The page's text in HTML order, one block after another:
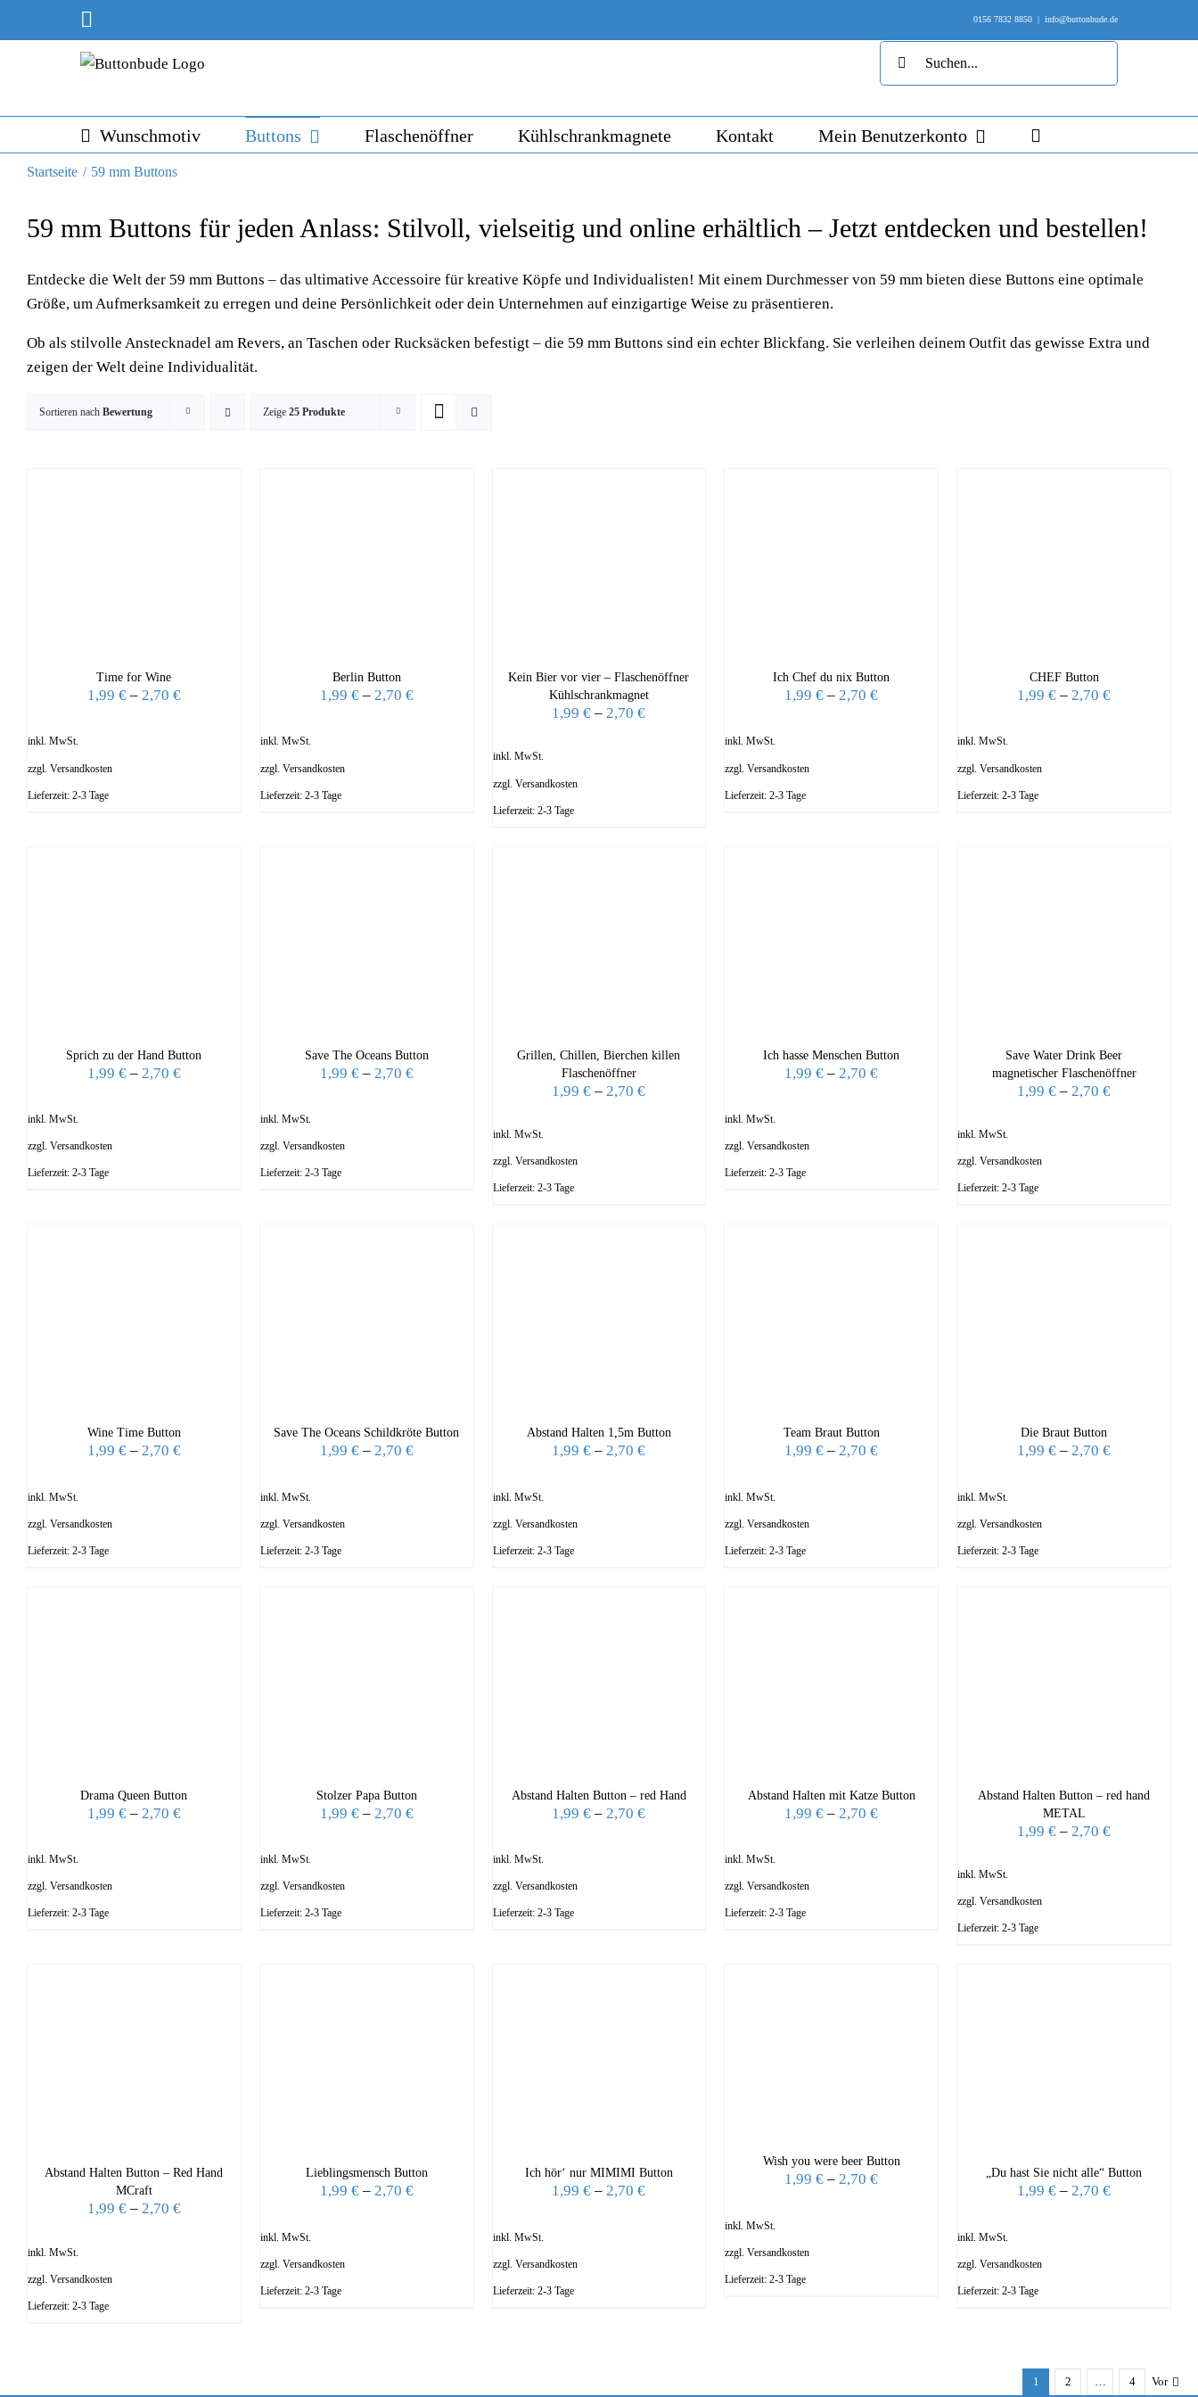
0156 7832 8850 | info@buttonbude.de
Wunschmotiv Buttons Flaschenöffner Kühlschrankmagnete Kontakt Mein Benutzerkonto
Startseite 59 mm Buttons
59 mm Buttons für jeden Anlass: Stilvoll, vielseitig und online erhältlich – Jetzt entdecken und bestellen!
Entdecke die Welt der 59 mm Buttons – das ultimative Accessoire für kreative Köpfe und Individualisten! Mit einem Durchmesser von 59 mm bieten diese Buttons eine optimale
Größe, um Aufmerksamkeit zu erregen und deine Persönlichkeit oder dein Unternehmen auf einzigartige Weise zu präsentieren.
Ob als stilvolle Anstecknadel am Revers, an Taschen oder Rucksäcken befestigt – die 59 mm Buttons sind ein echter Blickfang. Sie verleihen deinem Outfit das gewisse Extra und
zeigen der Welt deine Individualität.
Sortieren nach Bewertung Zeige 25 Produkte
Time for Wine
1,99 €– 2,70 €
inkl. MwSt.
zzgl. Versandkosten
Lieferzeit: 2-3 Tage
Berlin Button
1,99 €– 2,70 €
inkl. MwSt.
zzgl. Versandkosten
Lieferzeit: 2-3 Tage
Kein Bier vor vier – Flaschenöffner
Kühlschrankmagnet
1,99€ –2,70€
inkl. MwSt.
zzgl. Versandkosten
Lieferzeit: 2-3 Tage
Ich Chef du nix Button
1,99€ –2,70€
inkl. MwSt.
zzgl.Versandkosten
Lieferzeit:2-3 Tage
CHEF Button
1,99€ –2,70€
inkl. MwSt.
zzgl.Versandkosten
Lieferzeit:2-3 Tage
Sprich zu der Hand Button
1,99 €– 2,70 €
inkl. MwSt.
zzgl. Versandkosten
Lieferzeit: 2-3 Tage
Save The Oceans Button
1,99 €– 2,70 €
inkl. MwSt.
zzgl. Versandkosten
Lieferzeit: 2-3 Tage
Grillen, Chillen, Bierchen killen
Flaschenöffner
1,99€ – 2,70€
inkl. MwSt.
zzgl. Versandkosten
Lieferzeit: 2-3 Tage
Ich hasse Menschen Button
1,99€ – 2,70€
inkl. MwSt.
zzgl.Versandkosten
Lieferzeit:2-3 Tage
Save Water Drink Beer
magnetischer Flaschenöffner
1,99€ – 2,70€
inkl. MwSt.
zzgl.Versandkosten
Lieferzeit:2-3 Tage
Wine Time Button
1,99 €– 2,70 €
inkl. MwSt.
zzgl. Versandkosten
Lieferzeit: 2-3 Tage
Save The Oceans Schildkröte Button
1,99 €– 2,70 €
inkl. MwSt.
zzgl. Versandkosten
Lieferzeit: 2-3 Tage
Abstand Halten 1,5m Button
1,99€ –2,70€
inkl. MwSt.
zzgl. Versandkosten
Lieferzeit: 2-3 Tage
Team Braut Button
1,99€ –2,70€
inkl. MwSt.
zzgl.Versandkosten
Lieferzeit:2-3 Tage
Die Braut Button
1,99€ –2,70€
inkl. MwSt.
zzgl.Versandkosten
Lieferzeit:2-3 Tage
Drama Queen Button
1,99 €– 2,70 €
inkl. MwSt.
zzgl. Versandkosten
Lieferzeit: 2-3 Tage
Stolzer Papa Button
1,99 €– 2,70 €
inkl. MwSt.
zzgl. Versandkosten
Lieferzeit: 2-3 Tage
Abstand Halten Button – red Hand
1,99€ –2,70€
inkl. MwSt.
zzgl. Versandkosten
Lieferzeit: 2-3 Tage
Abstand Halten mit Katze Button
1,99€ –2,70€
inkl. MwSt.
zzgl.Versandkosten
Lieferzeit:2-3 Tage
Abstand Halten Button – red hand
METAL
1,99€ –2,70€
inkl. MwSt.
zzgl.Versandkosten
Lieferzeit:2-3 Tage
Abstand Halten Button – Red Hand
MCraft
1,99 €– 2,70 €
inkl. MwSt.
zzgl. Versandkosten
Lieferzeit: 2-3 Tage
Lieblingsmensch Button
1,99 €– 2,70 €
inkl. MwSt.
zzgl. Versandkosten
Lieferzeit: 2-3 Tage
Ich hör‘ nur MIMIMI Button
1,99€ –2,70€
inkl. MwSt.
zzgl. Versandkosten
Lieferzeit: 2-3 Tage
Wish you were beer Button
1,99€ –2,70€
inkl. MwSt.
zzgl.Versandkosten
Lieferzeit:2-3 Tage
„Du hast Sie nicht alle“ Button
1,99€ –2,70€
inkl. MwSt.
zzgl.Versandkosten
Lieferzeit:2-3 Tage
1 2 … 4 Vor